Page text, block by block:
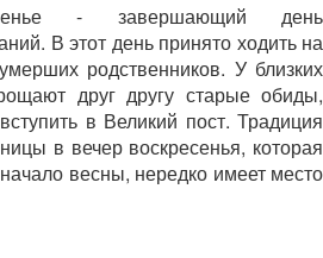
- завершающий день
В этот день принято ходить на
родственников. У близких
друг другу старые обиды,
в Великий пост. Традиция
в вечер воскресенья, которая
весны, нередко имеет место